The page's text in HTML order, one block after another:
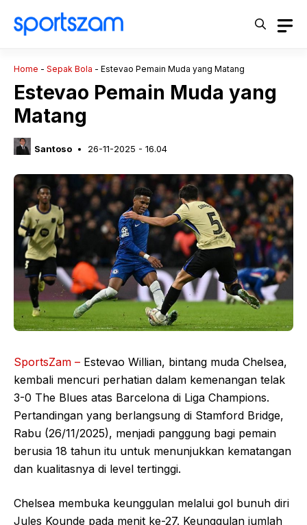
Home - Sepak Bola - Estevao Pemain Muda yang Matang
Estevao Pemain Muda yang
Matang
Santoso 26-11-2025 - 16.04
SportsZam – Estevao Willian, bintang muda Chelsea,
kembali mencuri perhatian dalam kemenangan telak
3-0 The Blues atas Barcelona di Liga Champions.
Pertandingan yang berlangsung di Stamford Bridge,
Rabu (26/11/2025), menjadi panggung bagi pemain
berusia 18 tahun itu untuk menunjukkan kematangan
dan kualitasnya di level tertinggi.
Chelsea membuka keunggulan melalui gol bunuh diri
Jules Kounde pada menit ke-27. Keunggulan jumlah